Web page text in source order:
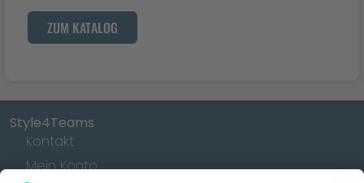
ZUM KATALOG
Style4Teams
Kontakt
Mein Konto